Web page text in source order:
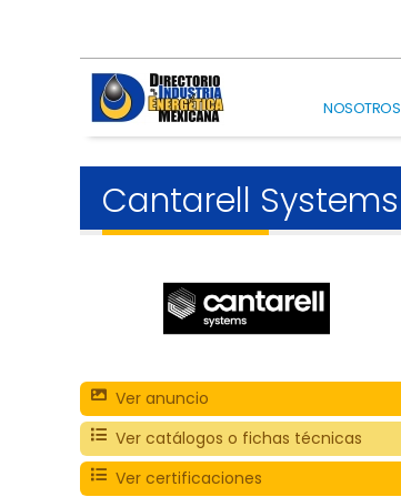
NOSOTROS
Cantarell Systems
Ver anuncio
Ver catálogos o fichas técnicas
Ver certificaciones